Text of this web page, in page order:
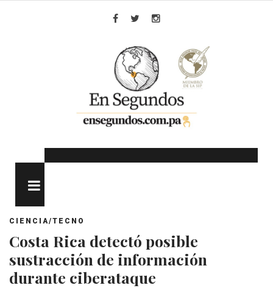
CIENCIA/TECNO
Costa Rica detectó posible
sustracción de información
durante ciberataque